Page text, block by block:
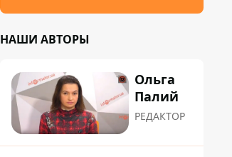
НАШИ АВТОРЫ
Ольга
Палий
РЕДАКТОР